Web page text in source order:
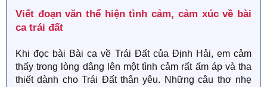
:Viết đoạn văn thể hiện tình cảm, cảm xúc về bài
ca trái đất​
Khi đọc bài Bài ca về Trái Đất của Định Hải, em cảm
thấy trong lòng dâng lên một tình cảm rất ấm áp và tha
thiết dành cho Trái Đất thân yêu. Những câu thơ nhẹ